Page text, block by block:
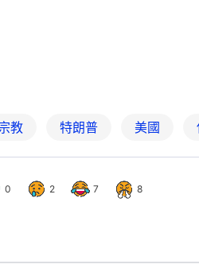
世界遭暴君蹂